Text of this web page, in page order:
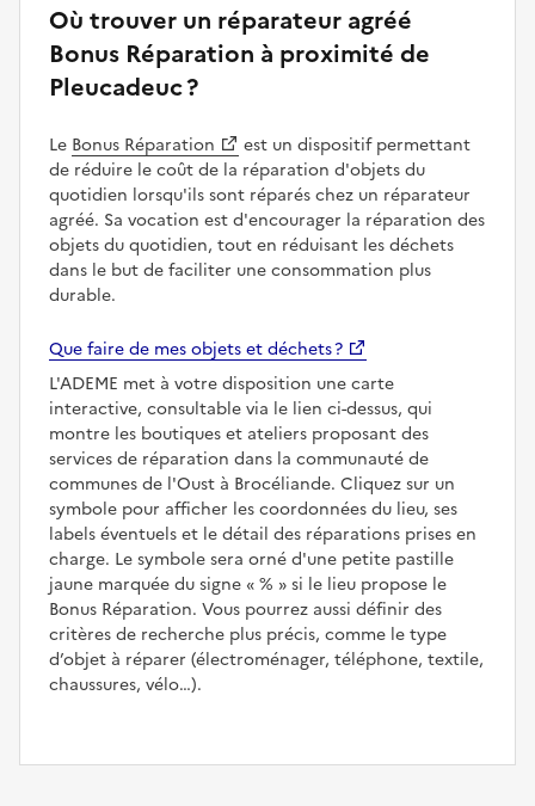
Où trouver un réparateur agréé
Bonus Réparation à proximité de
Pleucadeuc ?
Le Bonus Réparation
est un dispositif permettant
de réduire le coût de la réparation d'objets du
quotidien lorsqu'ils sont réparés chez un réparateur
agréé. Sa vocation est d'encourager la réparation des
objets du quotidien, tout en réduisant les déchets
dans le but de faciliter une consommation plus
durable.
Que faire de mes objets et déchets ?
L'ADEME met à votre disposition une carte
interactive, consultable via le lien ci-dessus, qui
montre les boutiques et ateliers proposant des
services de réparation dans la communauté de
communes de l'Oust à Brocéliande. Cliquez sur un
symbole pour afficher les coordonnées du lieu, ses
labels éventuels et le détail des réparations prises en
charge. Le symbole sera orné d'une petite pastille
jaune marquée du signe
%
si le lieu propose le
Bonus Réparation. Vous pourrez aussi définir des
critères de recherche plus précis, comme le type
d’objet à réparer (électroménager, téléphone, textile,
chaussures, vélo…).